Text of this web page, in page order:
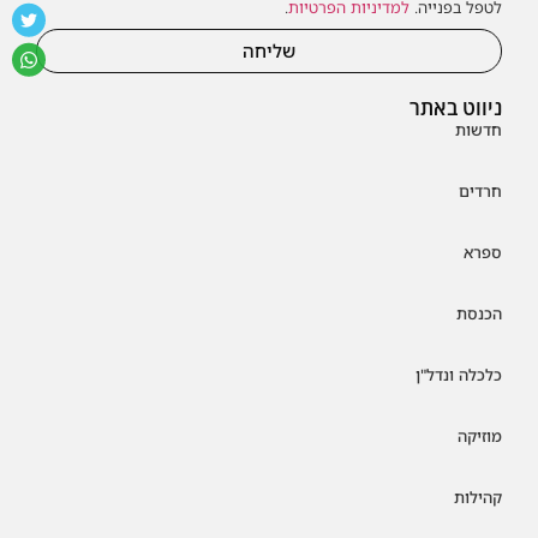
ניווט באתר
חדשות
חרדים
ספרא
הכנסת
כלכלה ונדל"ן
מוזיקה
קהילות
לטפל בפנייה. למדיניות הפרטיות.
שליחה